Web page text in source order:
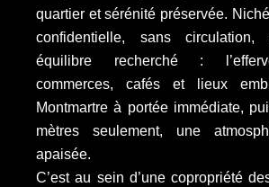
quartier et sérénité préservée.
confidentielle, sans
équilibre recherché :
commerces, cafés et lieux
Montmartre à portée immédiate,
mètres seulement, une
apaisée.
C’est au sein d’une copropriété